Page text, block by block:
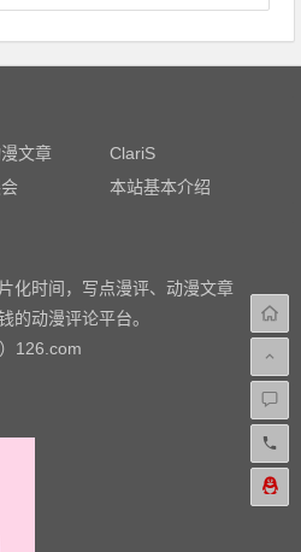
文章
ClariS
本站基本介绍
化时间，写点漫评、动漫文章
的动漫评论平台。
126.com